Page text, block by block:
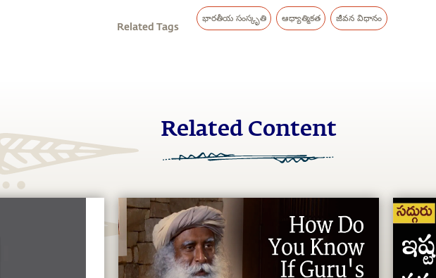
Related Tags
భారతీయ సంస్కృతి ఆధ్యాత్మికత జీవన విధానం
Related Content